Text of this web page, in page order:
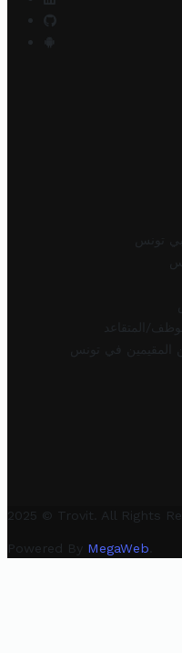
تونس
المتقاعد
المقيمين في تونس
2025 © Trovit. All Rights
Powered By MegaWeb